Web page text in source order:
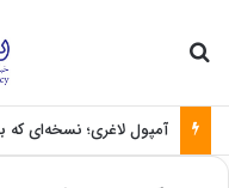
آمپول لاغری؛ نسخه‌ای که